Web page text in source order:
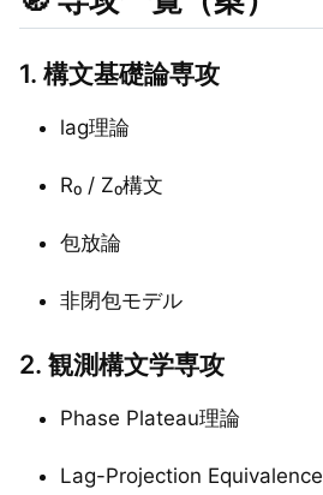
1. 構文基礎論専攻
lag理論
R₀ / Z₀構文
包放論
非閉包モデル
2. 観測構文学専攻
Phase Plateau理論
Lag-Projection Equivalence